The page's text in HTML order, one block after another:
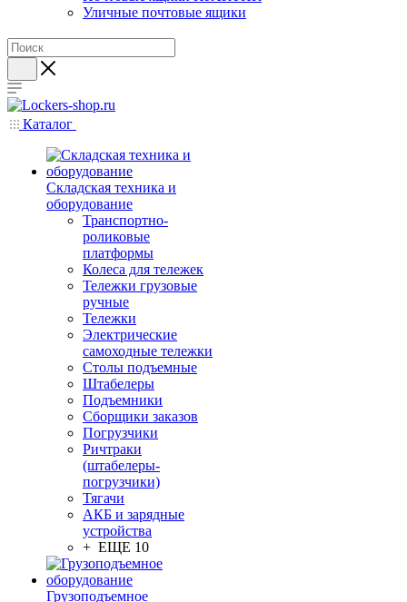
Уличные почтовые ящики
Каталог
Складская техника и
оборудование
Транспортно-
роликовые
платформы
Колеса для тележек
Тележки грузовые
ручные
Тележки
Электрические
самоходные тележки
Столы подъемные
Штабелеры
Подъемники
Сборщики заказов
Погрузчики
Ричтраки
(штабелеры-
погрузчики)
Тягачи
АКБ и зарядные
устройства
+ ЕЩЕ 10
Грузоподъемное